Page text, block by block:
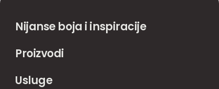
Nijanse boja i inspiracije
Proizvodi
Usluge